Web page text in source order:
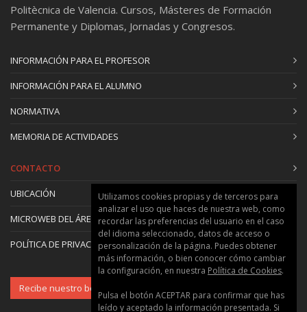
Politècnica de Valencia. Cursos, Másteres de Formación
Permanente y Diplomas, Jornadas y Congresos.
INFORMACIÓN PARA EL PROFESOR
INFORMACIÓN PARA EL ALUMNO
NORMATIVA
MEMORIA DE ACTIVIDADES
CONTACTO
UBICACIÓN
MICROWEB DEL ÁREA
POLÍTICA DE PRIVACIDAD Y COOKIES
Recibe nuestro boletín
Utilizamos cookies propias y de terceros para
analizar el uso que haces de nuestra web, como
recordar las preferencias del usuario en el caso
del idioma seleccionado, datos de acceso o
personalización de la página. Puedes obtener
más información, o bien conocer cómo cambiar
la configuración, en nuestra Política de Cookies.
Pulsa el botón ACEPTAR para confirmar que has
leído y aceptado la información presentada. Si